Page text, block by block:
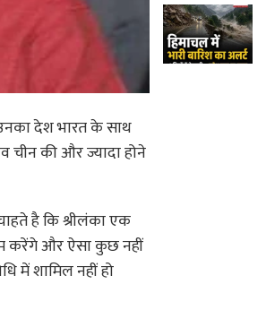
उनका देश भारत के साथ
की और ज्यादा होने
है कि श्रीलंका एक
करेंगे और ऐसा कुछ नहीं
में शामिल नहीं हो